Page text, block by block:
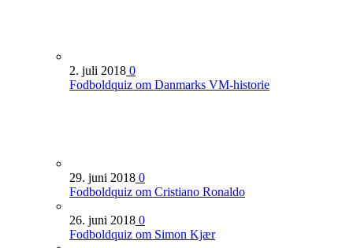
2. juli 2018 0
Fodboldquiz om Danmarks VM-historie
29. juni 2018 0
Fodboldquiz om Cristiano Ronaldo
26. juni 2018 0
Fodboldquiz om Simon Kjær